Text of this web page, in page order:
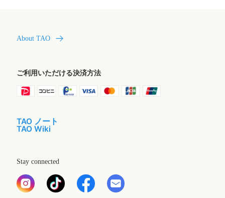
About TAO
ご利用いただける決済方法
TAO ノート
TAO Wiki
Stay connected